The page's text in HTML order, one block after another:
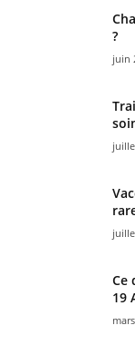
?
juin
Ce
19